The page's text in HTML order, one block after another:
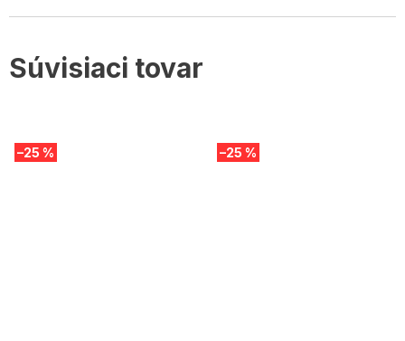
Súvisiaci tovar
–25 % –25 %